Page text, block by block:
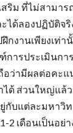
ริม ที่ไม่สามาร
ะได้ลองปฏิบัติจ
กงานเพียงเท่
ารประเมินการ
อว่ามีผลต่อคะ
ได้ ส่วนใหญ่แล้ว
กับแต่ละมหาวิ
2 เดือนเป็นอย่า